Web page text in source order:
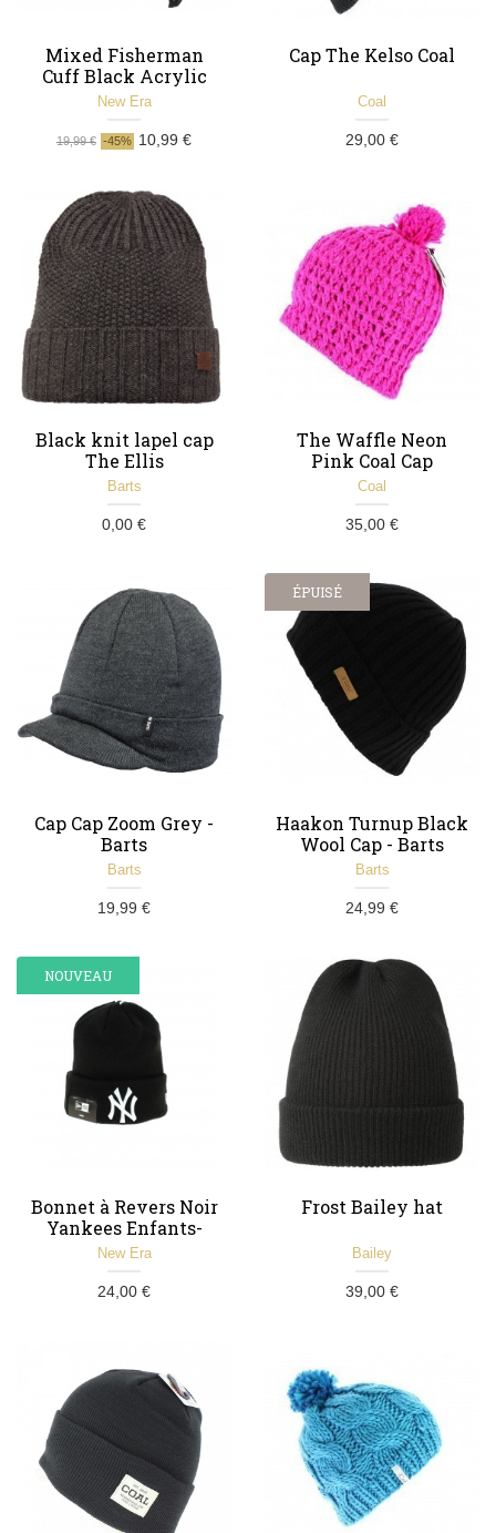
Mixed Fisherman
Cuff Black Acrylic
Cap - New Era
New Era
19,99 € -45% 10,99 €
Cap The Kelso Coal
Coal
29,00 €
Black knit lapel cap
The Ellis
Barts
0,00 €
The Waffle Neon
Pink Coal Cap
Coal
35,00 €
Cap Cap Zoom Grey -
Barts
Barts
19,99 €
ÉPUISÉ
Haakon Turnup Black
Wool Cap - Barts
Barts
24,99 €
NOUVEAU
Bonnet à Revers Noir
Yankees Enfants-
New Era
New Era
24,00 €
Frost Bailey hat
Bailey
39,00 €